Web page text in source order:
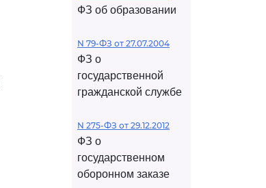
ФЗ об образовании
N 79-ФЗ от 27.07.2004
ФЗ о
государственной
гражданской службе
N 275-ФЗ от 29.12.2012
ФЗ о
государственном
оборонном заказе